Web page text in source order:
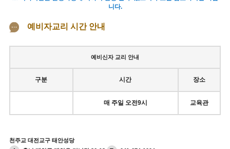
니다.
예비자교리 시간 안내
예비신자 교리 안내
구분 시간 장소
매 주일 오전9시 교육관
천주교 대전교구 태안성당